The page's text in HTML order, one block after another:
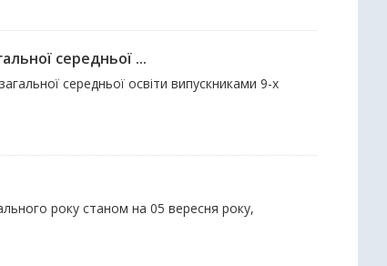
середньої ...
середньої освіти випускниками 9-х
року станом на 05 вересня року,